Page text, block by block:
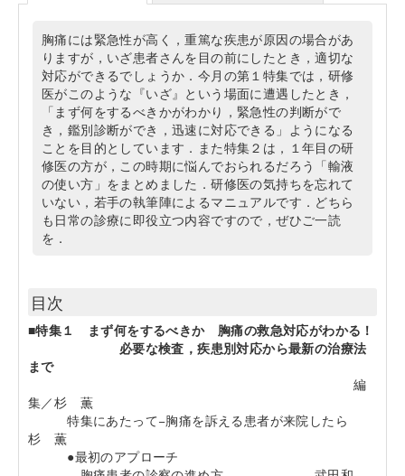
胸痛には緊急性が高く，重篤な疾患が原因の場合があ
りますが，いざ患者さんを目の前にしたとき，適切な
対応ができるでしょうか．今月の第１特集では，研修
医がこのような『いざ』という場面に遭遇したとき，
「まず何をするべきかがわかり，緊急性の判断がで
き，鑑別診断ができ，迅速に対応できる」ようになる
ことを目的としています．また特集２は，１年目の研
修医の方が，この時期に悩んでおられるだろう「輸液
の使い方」をまとめました．研修医の気持ちを忘れて
いない，若手の執筆陣によるマニュアルです．どちら
も日常の診療に即役立つ内容ですので，ぜひご一読
を．
目次
■特集１ まず何をするべきか 胸痛の救急対応がわかる！
必要な検査，疾患別対応から最新の治療法
まで
編
集／杉 薫
特集にあたって−胸痛を訴える患者が来院したら
杉 薫
●最初のアプローチ